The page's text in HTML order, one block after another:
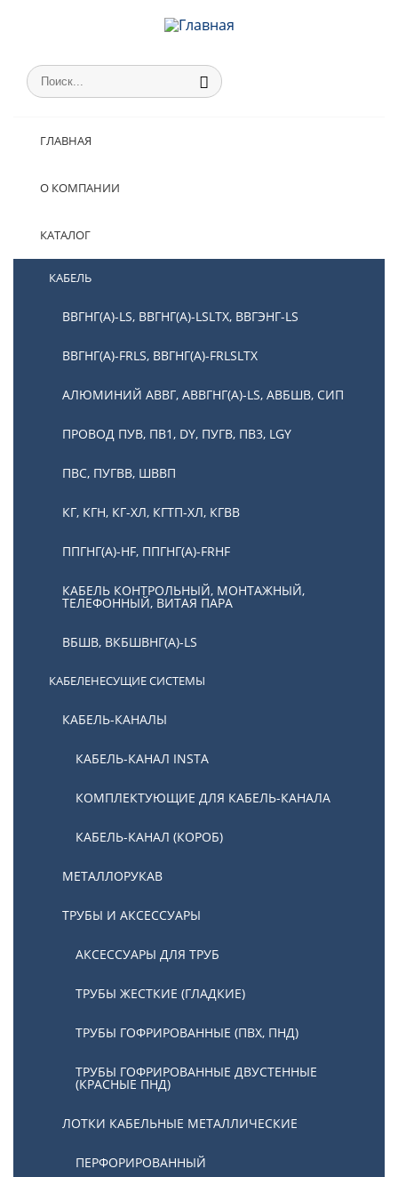
ГЛАВНАЯ
О КОМПАНИИ
КАТАЛОГ
КАБЕЛЬ
ВВГНГ(А)-LS, ВВГНГ(А)-LSLTX, ВВГЭНГ-LS
ВВГНГ(А)-FRLS, ВВГНГ(А)-FRLSLTX
АЛЮМИНИЙ АВВГ, АВВГНГ(А)-LS, АВБШВ, СИП
ПРОВОД ПУВ, ПВ1, DY, ПУГВ, ПВ3, LGY
ПВС, ПУГВВ, ШВВП
КГ, КГН, КГ-ХЛ, КГТП-ХЛ, КГВВ
ППГНГ(А)-HF, ППГНГ(А)-FRHF
КАБЕЛЬ КОНТРОЛЬНЫЙ, МОНТАЖНЫЙ,
ТЕЛЕФОННЫЙ, ВИТАЯ ПАРА
ВБШВ, ВКБШВНГ(А)-LS
КАБЕЛЕНЕСУЩИЕ СИСТЕМЫ
КАБЕЛЬ-КАНАЛЫ
КАБЕЛЬ-КАНАЛ INSTA
КОМПЛЕКТУЮЩИЕ ДЛЯ КАБЕЛЬ-КАНАЛА
КАБЕЛЬ-КАНАЛ (КОРОБ)
МЕТАЛЛОРУКАВ
ТРУБЫ И АКСЕССУАРЫ
АКСЕССУАРЫ ДЛЯ ТРУБ
ТРУБЫ ЖЕСТКИЕ (ГЛАДКИЕ)
ТРУБЫ ГОФРИРОВАННЫЕ (ПВХ, ПНД)
ТРУБЫ ГОФРИРОВАННЫЕ ДВУСТЕННЫЕ
(КРАСНЫЕ ПНД)
ЛОТКИ КАБЕЛЬНЫЕ МЕТАЛЛИЧЕСКИЕ
ПЕРФОРИРОВАННЫЙ